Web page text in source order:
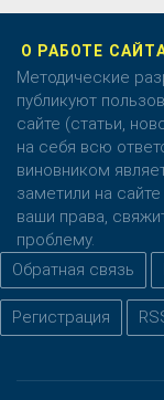
О РАБОТЕ
Методические
публикуют
сайте (статьи,
на себя всю
виновником
заметили на
ваши права,
проблему.
Обратная связь
Регистрация